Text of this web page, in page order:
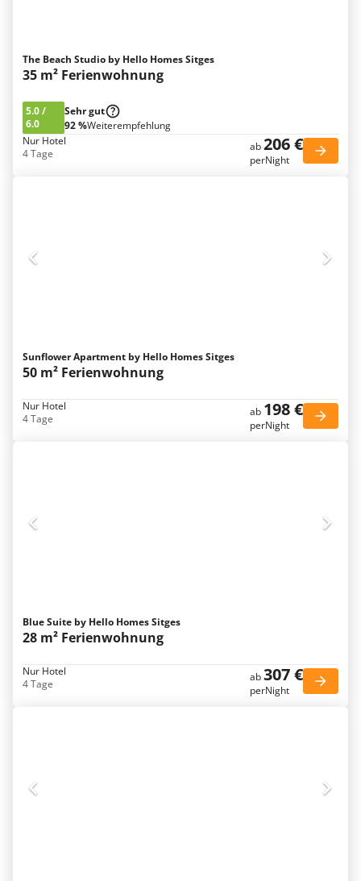
The Beach Studio by Hello Homes Sitges
35 m² Ferienwohnung
5.0/
6.0
Sehr gut
92 %Weiterempfehlung
Nur Hotel
4 Tage
ab206 €
perNight
Sunflower Apartment by Hello Homes Sitges
50 m² Ferienwohnung
Nur Hotel
4 Tage
ab 198 €
perNight
Blue Suite by Hello Homes Sitges
28 m² Ferienwohnung
Nur Hotel
4 Tage
ab307 €
perNight